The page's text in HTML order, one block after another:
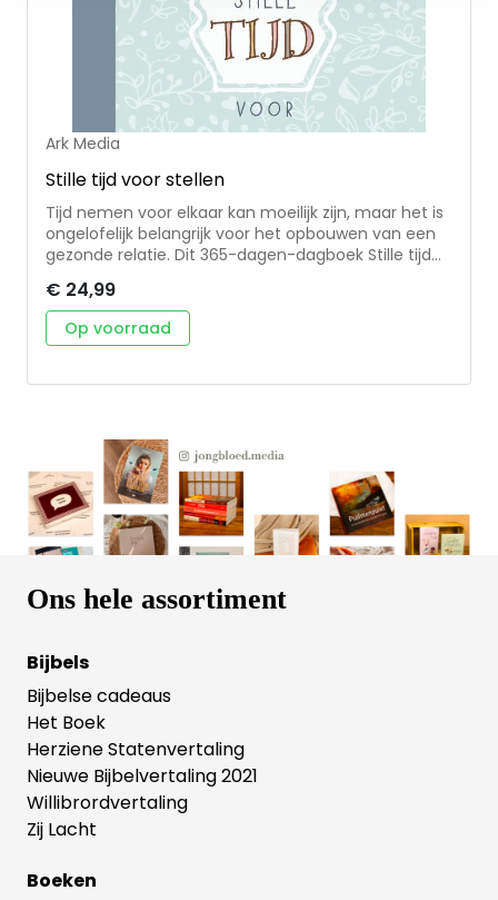
voerde met getrouwde en ongetrouwde stellen.
Ark Media
Stille tijd voor stellen
Tijd nemen voor elkaar kan moeilijk zijn, maar het is
ongelofelijk belangrijk voor het opbouwen van een
gezonde relatie. Dit 365-dagen-dagboek Stille tijd
bijbelgedeeltes, boeiende vragen om over na te
denken en inspirerende gebeden. Of ze nu nog
maar pasgetrouwd zijn, of hun hele leven lang al bij
manier voor stellen om de dag te beginnen of te
€ 24,99
Op voorraad
Ons hele assortiment
Bijbels
Bijbelse cadeaus
Het Boek
Herziene Statenvertaling
Nieuwe Bijbelvertaling 2021
Willibrordvertaling
Zij Lacht
Boeken